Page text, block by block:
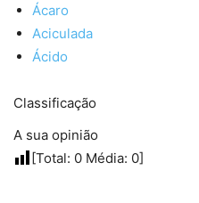
Ácaro
Aciculada
Ácido
Classificação
A sua opinião
[Total: 0 Média: 0]